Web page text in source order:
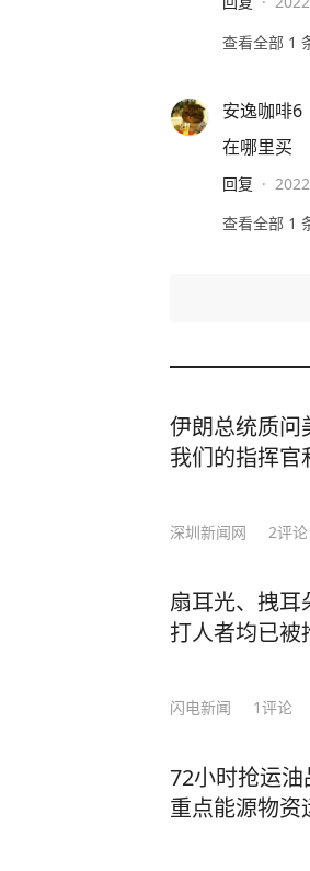
查看全部 1
安逸咖啡6
在哪里买
回复 ·
查看全部 1
伊朗总统质问
我们的指挥官
深圳新闻网 2评论
扇耳光、拽耳
打人者均已被
闪电新闻 1评论
72小时抢运油
重点能源物资